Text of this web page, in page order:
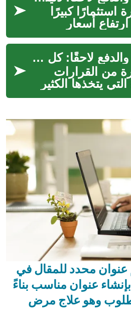
استثمارًا كبيرًا
أسعار
خيار "شراء
لاحقًا" أكثر شعبي...
شراء السيارة والدفع لاحقًا: كل ما تحتاج معرفته
من القرارات
التي يتخذها الكثير
ذلك، قد لا يكون
الكافي...
عنوان محدد للمقال في
عنوان مناسب بناءً
وهو علاج مرض